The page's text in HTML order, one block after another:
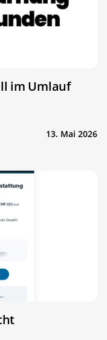
im Umlauf
13. Mai 2026